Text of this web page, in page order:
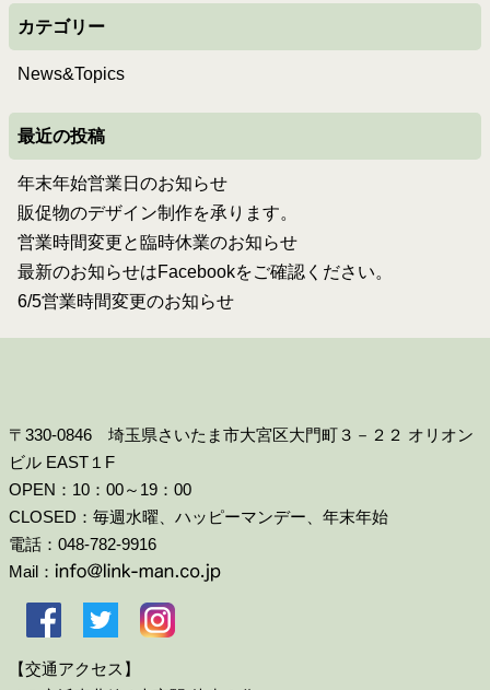
カテゴリー
News&Topics
最近の投稿
年末年始営業日のお知らせ
販促物のデザイン制作を承ります。
営業時間変更と臨時休業のお知らせ
最新のお知らせはFacebookをご確認ください。
6/5営業時間変更のお知らせ
〒330-0846 埼玉県さいたま市大宮区大門町３－２２ オリオン
ビル EAST１F
OPEN：10：00～19：00
CLOSED：毎週水曜、ハッピーマンデー、年末年始
電話：048-782-9916
Mail：
【交通アクセス】